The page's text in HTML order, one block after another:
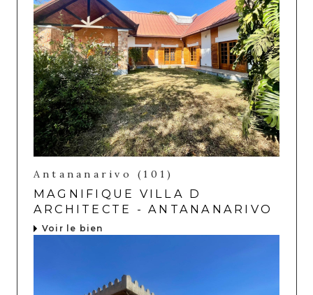
Antananarivo (101)
MAGNIFIQUE VILLA D
ARCHITECTE - ANTANANARIVO
Voir le bien